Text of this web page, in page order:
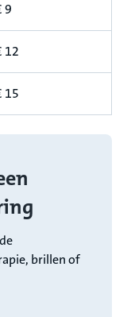
9
12
15
brillen of